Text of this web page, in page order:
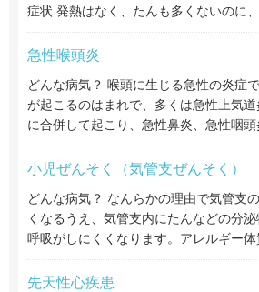
症状 発熱はなく、たんも多くないのに
急性喉頭炎
どんな病気？ 喉頭に生じる急性の炎症
が起こるのはまれで、多くは急性上気道
に合併して起こり、急性鼻炎、急性咽
小児ぜんそく（気管支ぜんそく）
どんな病気？ なんらかの理由で気管支
くなるうえ、気管支内にたんなどの分泌
呼吸がしにくくなります。アレルギー
先天性心疾患